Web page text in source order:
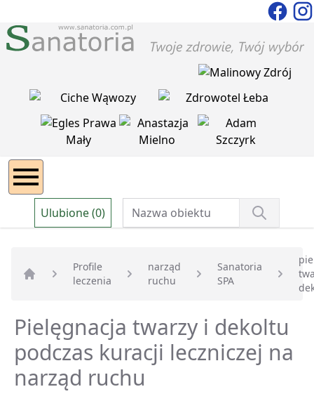
Ulubione (0)
Strona główna
Profile
leczenia
narząd
ruchu
Sanatoria
SPA
Pielęgnacja twarzy i dekoltu
podczas kuracji leczniczej na
narząd ruchu